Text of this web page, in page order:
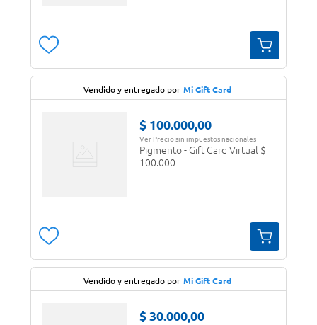
Vendido y entregado por Mi Gift Card
$ 100.000,00
Ver Precio sin impuestos nacionales
Pigmento - Gift Card Virtual $
100.000
Vendido y entregado por Mi Gift Card
$ 30.000,00